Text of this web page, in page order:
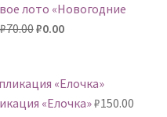
лото «Новогодние
₽70.00Первоначальная
₽70.00.
₽0.00Текущая
«Елочка»₽150.00